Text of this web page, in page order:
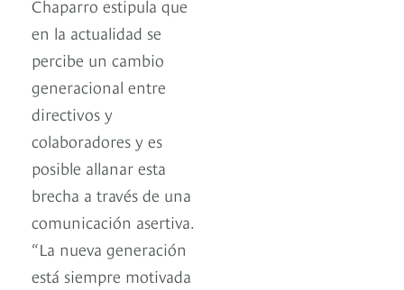
Chaparro estipula que
en la actualidad se
percibe un cambio
generacional entre
directivos y
colaboradores y es
posible allanar esta
brecha a través de una
comunicación asertiva.
“La nueva generación
está siempre motivada